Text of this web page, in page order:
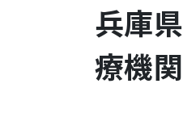
兵庫県
療機関